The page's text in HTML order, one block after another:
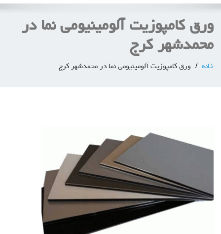
ورق کامپوزیت آلومینیومی نما در
محمدشهر کرج
خانه ورق کامپوزیت آلومینیومی نما در محمدشهر کرج